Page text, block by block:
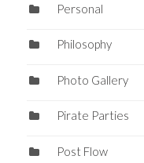
Personal
Philosophy
Photo Gallery
Pirate Parties
Post Flow